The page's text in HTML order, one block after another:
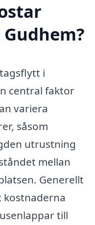
i
central faktor
variera
såsom
utrustning
mellan
Generellt
kostnaderna
till